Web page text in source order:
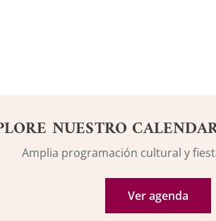
NUESTRO
Amplia programación cultural y
Ver agenda